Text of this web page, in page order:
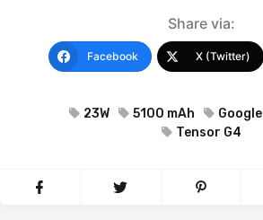
Share via:
Facebook X (Twitter)
23W 5100 mAh Google
Tensor G4